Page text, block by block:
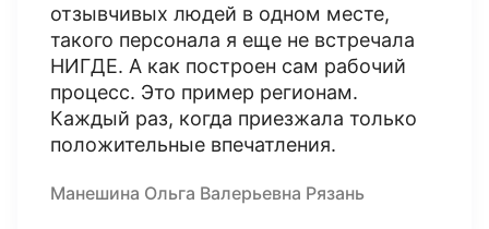
отзывчивых людей в одном месте,
такого персонала я еще не встречала
НИГДЕ. А как построен сам рабочий
процесс. Это пример регионам.
Каждый раз, когда приезжала только
положительные впечатления.
Манешина Ольга Валерьевна Рязань